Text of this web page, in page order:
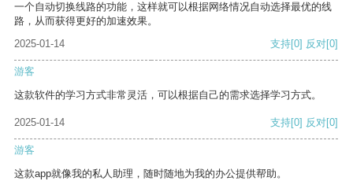
一个自动切换线路的功能，这样就可以根据网络情况自动选择最优的线
路，从而获得更好的加速效果。
2025-01-14
支持[0] 反对[0]
游客
这款软件的学习方式非常灵活，可以根据自己的需求选择学习方式。
2025-01-14 支持[0] 反对[0]
游客
这款app就像我的私人助理，随时随地为我的办公提供帮助。